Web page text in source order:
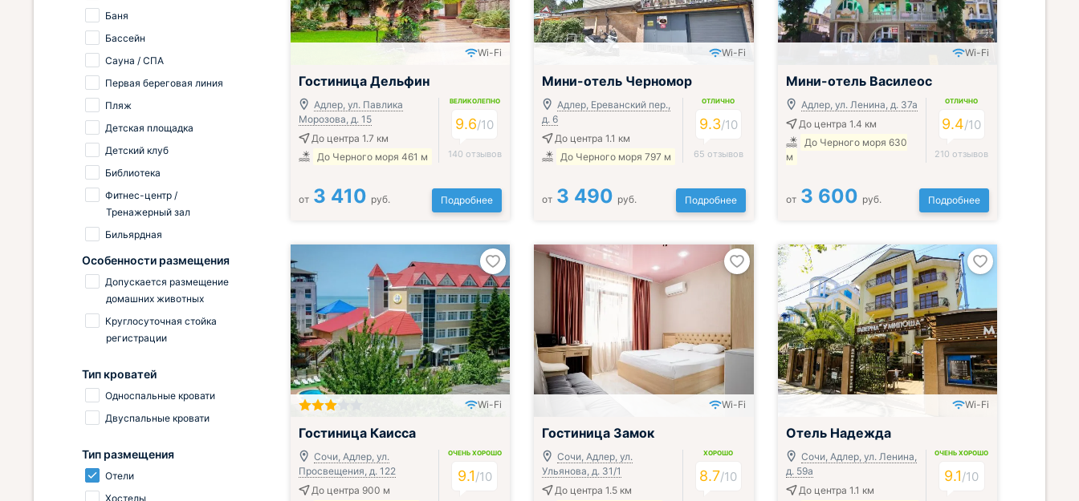
Wi-Fi
Гостиница Дельфин
Адлер, ул. Павлика
Морозова, д. 15
До центра 1.7 км
До Черного моря 461 м
ВЕЛИКОЛЕПНО
9.6/10
140 отзывов
от 3 410 руб. Подробнее
Wi-Fi
Мини-отель Черномор
Адлер, Ереванский пер.,
д. 6
До центра 1.1 км
До Черного моря 797 м
ОТЛИЧНО
9.3/10
65 отзывов
от 3 490 руб. Подробнее
Wi-Fi
Мини-отель Василеос
Адлер, ул. Ленина, д. 37а
До центра 1.4 км
До Черного моря 630
м
ОТЛИЧНО
9.4/10
210 отзывов
от 3 600 руб. Подробнее
Включён завтрак, обед и ужин
Wi-Fi
Гостиница Каисса
Сочи, Адлер, ул.
Просвещения, д. 122
До центра 900 м
ОЧЕНЬ ХОРОШО
9.1/10
Wi-Fi
Гостиница Замок
Сочи, Адлер, ул.
Ульянова, д. 31/1
До центра 1.5 км
ХОРОШО
8.7/10
Включён завтрак, обед и ужин
Wi-Fi
Отель Надежда
Сочи, Адлер, ул. Ленина,
д. 59а
До центра 1.1 км
ОЧЕНЬ ХОРОШО
9.1/10
Баня
Бассейн
Сауна / СПА
Первая береговая линия
Пляж
Детская площадка
Детский клуб
Библиотека
Фитнес-центр /
Тренажерный зал
Бильярдная
Особенности размещения
Допускается размещение
домашних животных
Круглосуточная стойка
регистрации
Тип кроватей
Односпальные кровати
Двуспальные кровати
Тип размещения
Отели
Хостелы